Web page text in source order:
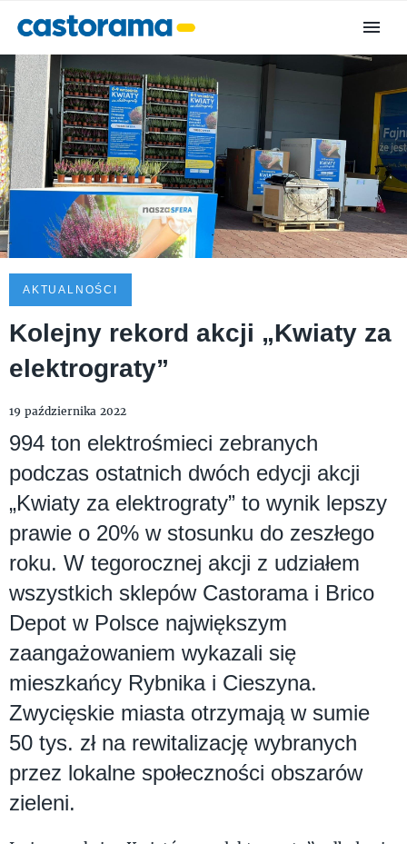
AKTUALNOŚCI
Kolejny rekord akcji „Kwiaty za
elektrograty”
19 października 2022
994 ton elektrośmieci zebranych
podczas ostatnich dwóch edycji akcji
„Kwiaty za elektrograty” to wynik lepszy
prawie o 20% w stosunku do zeszłego
roku. W tegorocznej akcji z udziałem
wszystkich sklepów Castorama i Brico
Depot w Polsce największym
zaangażowaniem wykazali się
mieszkańcy Rybnika i Cieszyna.
Zwycięskie miasta otrzymają w sumie
50 tys. zł na rewitalizację wybranych
przez lokalne społeczności obszarów
zieleni.